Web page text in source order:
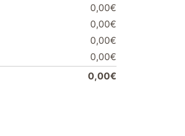
0,00€
0,00€
0,00€
0,00€
0,00€